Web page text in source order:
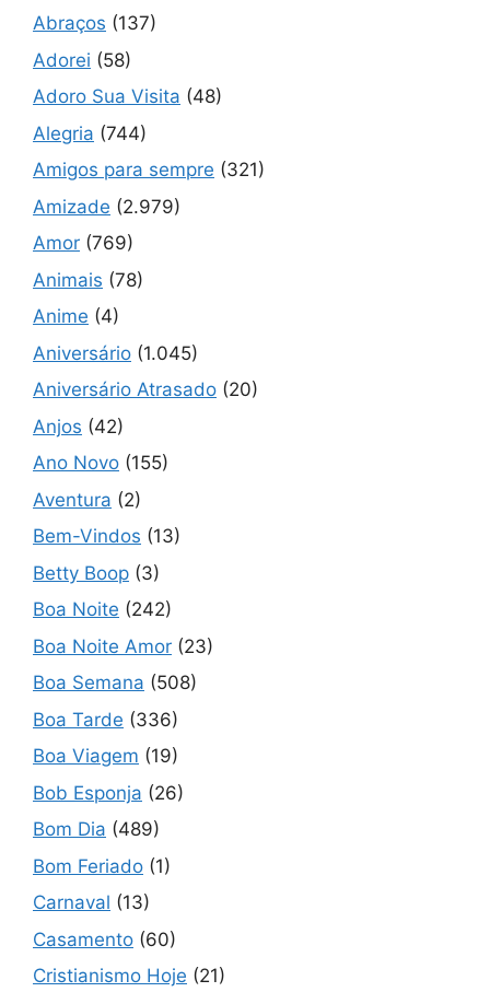
Abraços (137)
Adorei (58)
Adoro Sua Visita (48)
Alegria (744)
Amigos para sempre (321)
Amizade (2.979)
Amor (769)
Animais (78)
Anime (4)
Aniversário (1.045)
Aniversário Atrasado (20)
Anjos (42)
Ano Novo (155)
Aventura (2)
Bem-Vindos (13)
Betty Boop (3)
Boa Noite (242)
Boa Noite Amor (23)
Boa Semana (508)
Boa Tarde (336)
Boa Viagem (19)
Bob Esponja (26)
Bom Dia (489)
Bom Feriado (1)
Carnaval (13)
Casamento (60)
Cristianismo Hoje (21)